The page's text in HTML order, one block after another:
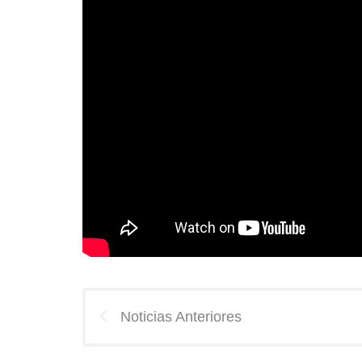
Noticias Anteriores